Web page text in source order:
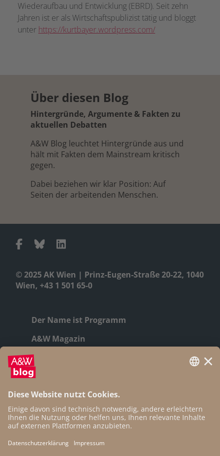
Wiederaufbau und Entwicklung (EBRD). Seit zehn
Jahren ist er als Wirtschaftspublizist tätig und bloggt
unter https://kurtbayer.wordpress.com/
© 2025 AK Wien | Prinz-Eugen-Straße 20-22, 1040
Wien, +43 1 501 65-0
Der Name ist Programm
A&W Magazin
Geschichte
Autor:innen
Newsletter
Open Access
Über diesen Blog
Hintergründe, Argumente & Fakten zu
aktuellen Debatten
A&W Blog leuchtet Hintergründe aus und
hält mit Fakten dem Mainstream kritisch
gegen.
Dabei beziehen wir klar Position: Auf
Seiten der arbeitenden Menschen.